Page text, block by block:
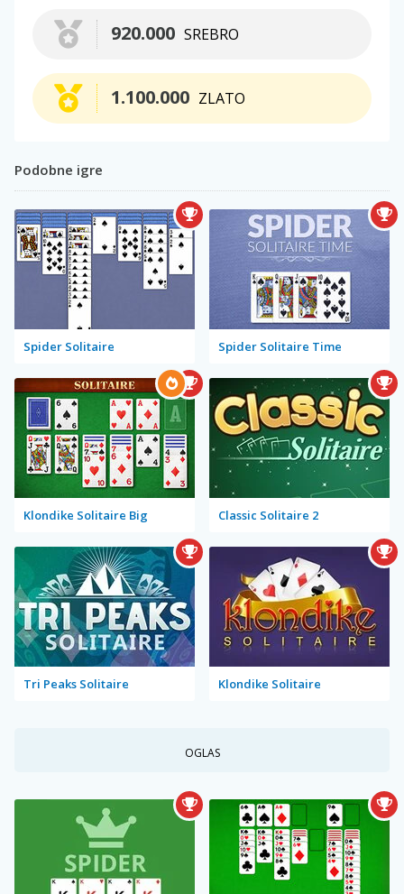
SREBRO
920.000
ZLATO
1.100.000
Podobne igre
Spider Solitaire Spider Solitaire Time
Klondike Solitaire Big Classic Solitaire 2
Tri Peaks Solitaire Klondike Solitaire
OGLAS